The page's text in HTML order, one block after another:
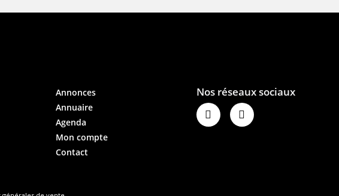
Annonces
Annuaire
Agenda
Mon compte
Contact